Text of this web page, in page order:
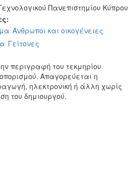
Πανεπιστημίου Κύπρου
Άνθρωποι και οικογένειες
Γείτονες
περιγραφή του τεκμηρίου
Απαγορεύεται η
ηλεκτρονική ή άλλη χωρίς
του δημιουργού.